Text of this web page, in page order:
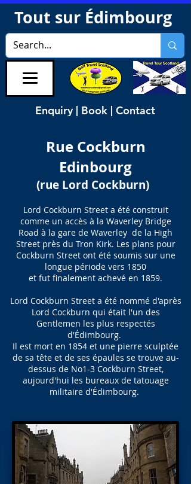
Tout sur Édimbourg
Enquiry | Book | Contact
Rue Cockburn
Edinbourg
(rue Lord Cockburn)
Lord Cockburn Street a été construit
comme un accès à la Waverley Bridge
Road à la gare de Waverley de la High
Street près du Tron Kirk. Les plans pour
Cockburn Street ont été soumis sur une
longue période vers 1850
et fut finalement achevé en 1859.
Lord Cockburn Street a été nommé d'après
Lord Cockburn qui était l'un des
Gentlemen les plus respectés
d'Édimbourg.
Il est mort en 1854 et une pierre sculptée
de sa tête et de ses épaules se trouve au-
dessus de No1-3 Cockburn Street,
aujourd'hui les bureaux de tatouage
militaire d'Édimbourg.